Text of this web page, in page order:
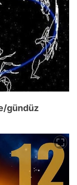
gündüz